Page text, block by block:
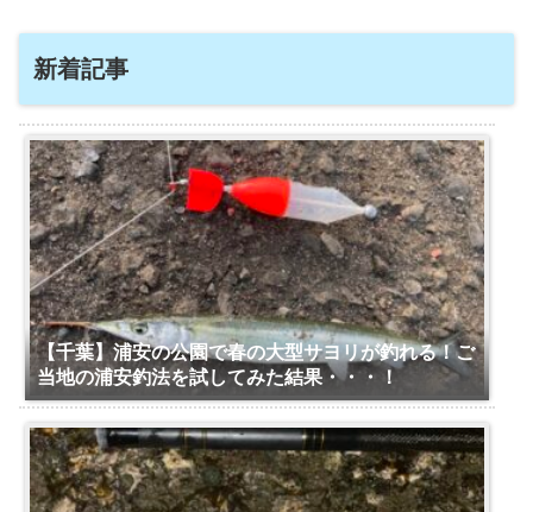
新着記事
【千葉】浦安の公園で春の大型サヨリが釣れる！ご
当地の浦安釣法を試してみた結果・・・！